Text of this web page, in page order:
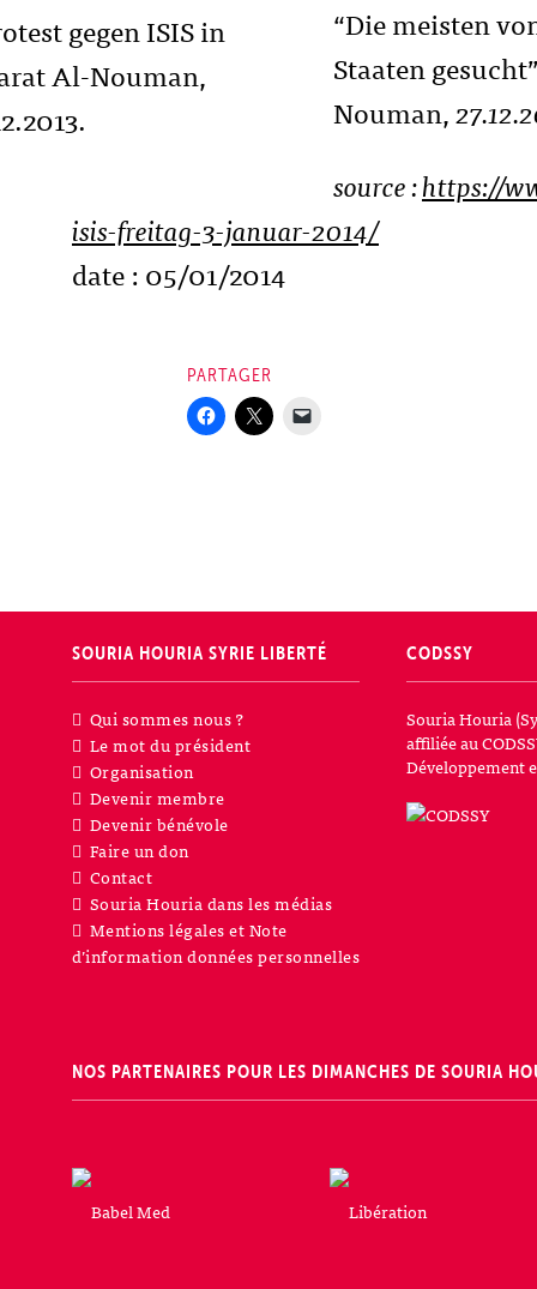
“Die meisten
Staaten
Nouman,
source :https://
isis-freitag-3-januar-2014/
date : 05/01/2014
PARTAGER
SOURIA HOURIA SYRIE LIBERTÉ
Qui sommes nous ?
Le mot du président
Organisation
Devenir membre
Devenir bénévole
Faire un don
Contact
Souria Houria dans les médias
Mentions légales et Note
d’information données personnelles
CODSSY
Souria Houria
affiliée au
Développement
NOS PARTENAIRES POUR LES DIMANCHES DE SOURIA